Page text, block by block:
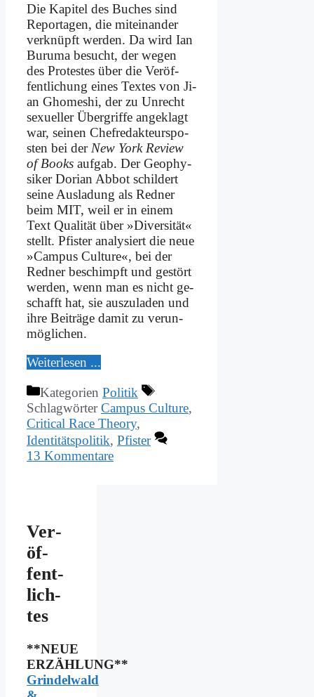
Die Ka­pi­tel des Bu­ches sind
Re­por­ta­gen, die mit­ein­an­der
ver­knüpft wer­den. Da wird Ian
Buru­ma be­sucht, der we­gen
des Pro­te­stes über die Ver­öf­
fent­li­chung ei­nes Tex­tes von Ji­
an Ghome­shi, der zu Un­recht
se­xu­el­ler Über­grif­fe an­ge­klagt
war, sei­nen Chef­re­dak­teurs­po­
sten bei der New York Re­view
of Books auf­gab. Der Geo­phy­
si­ker Do­ri­an Ab­bot schil­dert
sei­ne Aus­la­dung als Red­ner
beim MIT, weil er in ei­nem
Text Qua­li­tät über »Di­ver­si­tät«
stellt. Pfi­ster ana­ly­siert die neue
»Cam­pus Cul­tu­re«, bei der
Red­ner be­schimpft und ge­stört
wer­den, wenn man es nicht ge­
schafft hat, sie aus­zu­la­den und
ih­re Bei­trä­ge da­mit zu ver­un­
mög­li­chen.
Wei­ter­le­sen ...
Kategorien Politik
SchlagwörterCampus Culture,
Critical Race Theory,
Identitätspolitik, Pfister
13 Kommentare
Ver­
öf­
fent­
lich­
tes
**NEUE
ERZÄHLUNG**
Grindelwald